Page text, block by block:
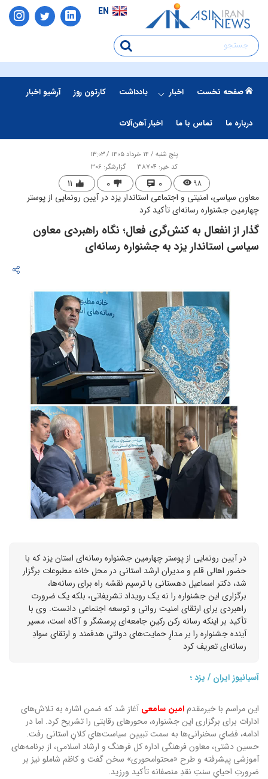
EN
صفحه نخست اخبار یادداشت کارتون روز آرشیو اخبار
درباره ما تماس با ما اخبار آهن‌آلات
پنج شنبه / ۱۴ خرداد ۱۴۰۵ / ۱۳:۰۳
کد خبر: 38704
گزارشگر: 306
۹۸ ۰ ۰ ۱۱
معاون سیاسی، امنیتی و اجتماعی استاندار یزد در آیین رونمایی از پوستر
چهارمین جشنواره رسانه‌ای تأکید کرد
گذار از انفعال به کنش‌گری فعال؛ نگاه راهبردی معاون
سیاسی استاندار یزد به جشنواره رسانه‌ای
در آیین رونمایی از پوستر چهارمین جشنواره رسانه‌ای استان یزد که با
حضور اهالی قلم و مدیران ارشد استانی در محل خانه مطبوعات برگزار
شد، دکتر اسماعیل دهستانی با ترسیم نقشه راه برای رسانه‌ها،
برگزاری این جشنواره را نه یک رویداد تشریفاتی، بلکه یک ضرورت
راهبردی برای ارتقای امنیت روانی و توسعه اجتماعی دانست. وی با
تأکید بر اینکه رسانه رکن رکینِ جامعه‌ای پرسشگر و آگاه است، مسیر
آینده جشنواره را بر مدارِ حمایت‌های دولتیِ هدفمند و ارتقای سوادِ
رسانه‌ای تعریف کرد
آسیانیوز ایران / یزد ؛
این مراسم با خیرمقدمامین سامعی آغاز شد که ضمن اشاره به تلاش‌های
ادارات برای برگزاری این جشنواره، محورهای رقابتی را تشریح کرد. اما در
ادامه، فضایِ سخنرانی‌ها به سمت تبیین سیاست‌هایِ کلانِ استانی رفت.
حسین دشتی، معاون فرهنگی اداره کل فرهنگ و ارشاد اسلامی، از برنامه‌های
آموزشی پیشرفته و طرح «محتوامحوری» سخن گفت و کاظم شاملو نیز بر
ضرورتِ احیایِ سنتِ نقدِ منصفانه تأکید ورزید.